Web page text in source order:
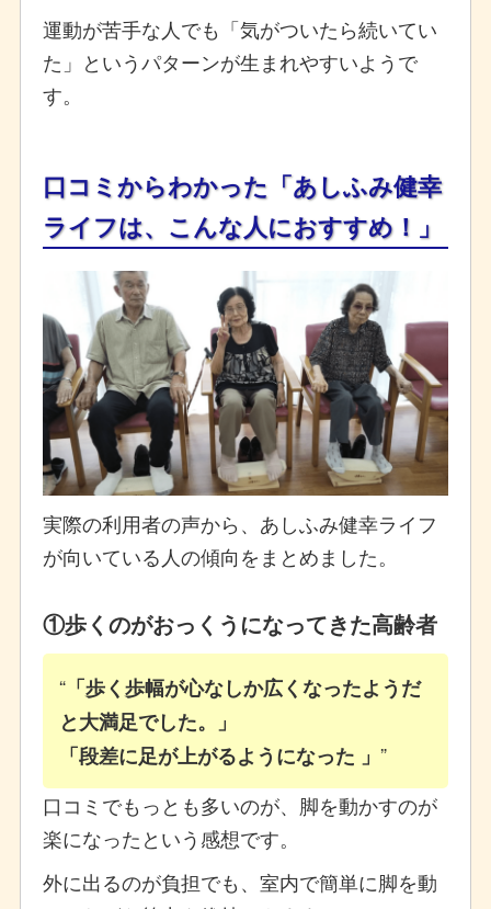
運動が苦手な人でも「気がついたら続いてい
た」というパターンが生まれやすいようで
す。
口コミからわかった「あしふみ健幸
ライフは、こんな人におすすめ！」
実際の利用者の声から、あしふみ健幸ライフ
が向いている人の傾向をまとめました。
①歩くのがおっくうになってきた高齢者
「歩く歩幅が心なしか広くなったようだ
と大満足でした。」
「段差に足が上がるようになった 」
口コミでもっとも多いのが、脚を動かすのが
楽になったという感想です。
外に出るのが負担でも、室内で簡単に脚を動